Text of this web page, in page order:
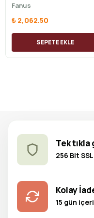
Fanus
₺ 2,062.50
SEPETE EKLE
Tek
256 Bit
Kolay
15 gün